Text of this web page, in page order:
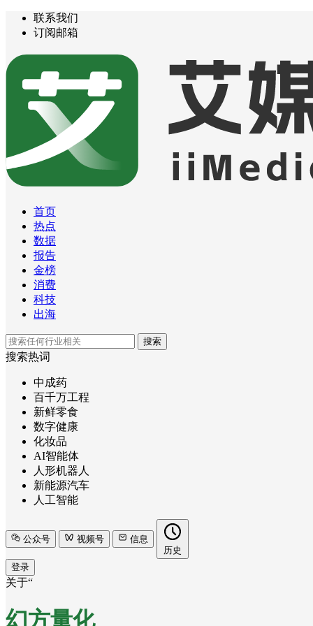
联系我们
订阅邮箱
首页
热点
数据
报告
金榜
消费
科技
出海
搜索
搜索热词
中成药
百千万工程
新鲜零食
数字健康
化妆品
AI智能体
人形机器人
新能源汽车
人工智能
公众号 视频号
信息
历史
登录
关于“
幻方量化